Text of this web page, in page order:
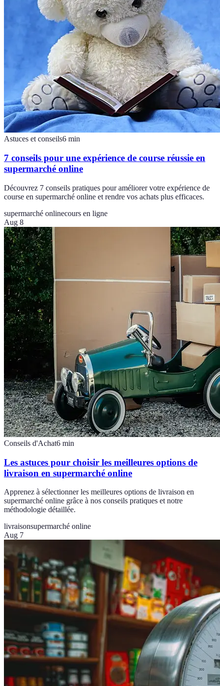
Astuces et conseils6 min
7 conseils pour une expérience de course réussie en
supermarché online
Découvrez 7 conseils pratiques pour améliorer votre expérience de
course en supermarché online et rendre vos achats plus efficaces.
supermarché onlinecours en ligne
Aug 8
Conseils d'Achat6 min
Les astuces pour choisir les meilleures options de
livraison en supermarché online
Apprenez à sélectionner les meilleures options de livraison en
supermarché online grâce à nos conseils pratiques et notre
méthodologie détaillée.
livraisonsupermarché online
Aug 7